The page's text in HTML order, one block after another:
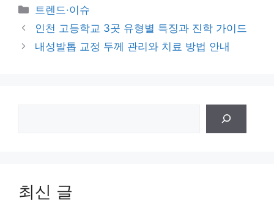
카
테
리
트렌드·이슈
인천 고등학교 3곳 유형별 특징과 진학 가이드
내성발톱 교정 두께 관리와 치료 방법 안내
최신 글